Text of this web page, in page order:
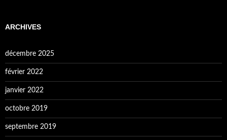
ARCHIVES
décembre 2025
février 2022
janvier 2022
octobre 2019
septembre 2019